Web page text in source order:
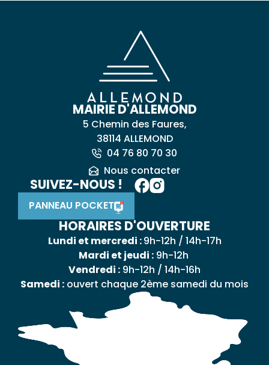
MAIRIE D'ALLEMOND
5 Chemin des Faures,
38114 ALLEMOND
04 76 80 70 30
Nous contacter
SUIVEZ-NOUS !
PANNEAU POCKET
HORAIRES D'OUVERTURE
Lundi et mercredi :9h-12h / 14h-17h
Mardi et jeudi :9h-12h
Vendredi : 9h-12h / 14h-16h
Samedi : ouvert chaque 2ème samedi du mois